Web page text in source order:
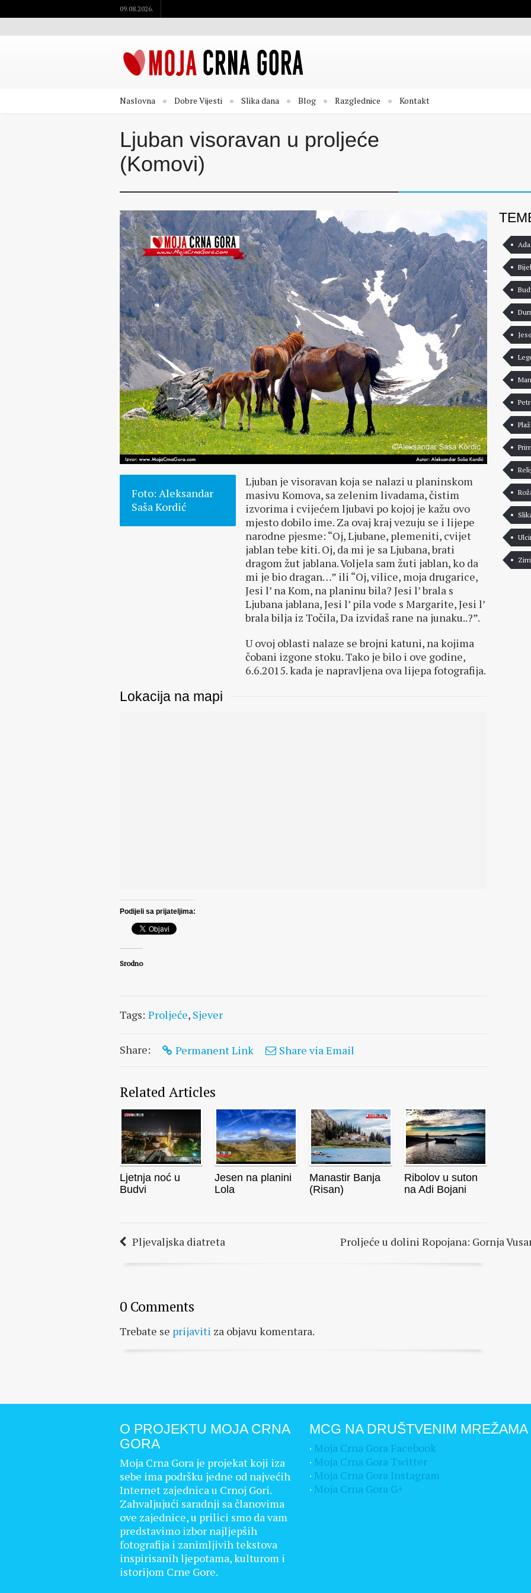
09.08.2026.
Naslovna Dobre Vijesti Slika dana Blog Razglednice Kontakt
Ljuban visoravan u proljeće
(Komovi)
Foto: Aleksandar
Saša Kordić
Ljuban je visoravan koja se nalazi u planinskom
masivu Komova, sa zelenim livadama, čistim
izvorima i cvijećem ljubavi po kojoj je kažu ovo
mjesto dobilo ime. Za ovaj kraj vezuju se i lijepe
narodne pjesme: “Oj, Ljubane, plemeniti, cvijet
jablan tebe kiti. Oj, da mi je sa Ljubana, brati
dragom žut jablana. Voljela sam žuti jablan, ko da
mi je bio dragan…” ili “Oj, vilice, moja drugarice,
Jesi l’ na Kom, na planinu bila? Jesi l’ brala s
Ljubana jablana, Jesi l’ pila vode s Margarite, Jesi l’
brala bilja iz Točila, Da izvidaš rane na junaku..?”.
U ovoj oblasti nalaze se brojni katuni, na kojima
čobani izgone stoku. Tako je bilo i ove godine,
6.6.2015. kada je napravljena ova lijepa fotografija.
Lokacija na mapi
Podijeli sa prijateljima:
Srodno
Tags: Proljeće, Sjever
Share: Permanent Link Share via Email
Related Articles
Ljetnja noć u
Budvi
Jesen na planini
Lola
Manastir Banja
(Risan)
Ribolov u suton
na Adi Bojani
Pljevaljska diatreta Proljeće u dolini Ropojana: Gornja
0 Comments
Trebate se prijaviti za objavu komentara.
O PROJEKTU MOJA CRNA
GORA
Moja Crna Gora je projekat koji iza
sebe ima podršku jedne od najvećih
Internet zajednica u Crnoj Gori.
Zahvaljujući saradnji sa članovima
ove zajednice, u prilici smo da vam
predstavimo izbor najljepših
fotografija i zanimljivih tekstova
inspirisanih ljepotama, kulturom i
istorijom Crne Gore.
MCG NA DRUŠTVENIM MREŽAMA
· Moja Crna Gora Facebook
· Moja Crna Gora Twitter
· Moja Crna Gora Instagram
· Moja Crna Gora G+